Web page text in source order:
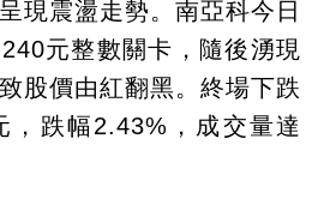
現震盪走勢。南亞科今日
元整數關卡，隨後湧現
股價由紅翻黑。終場下跌
，跌幅2.43%，成交量達